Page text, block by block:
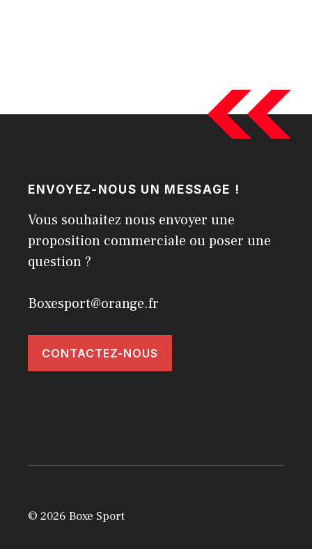
ENVOYEZ-NOUS UN MESSAGE !
Vous souhaitez nous envoyer une
proposition commerciale ou poser une
question ?
Boxesport@orange.fr
CONTACTEZ-NOUS
© 2026 Boxe Sport